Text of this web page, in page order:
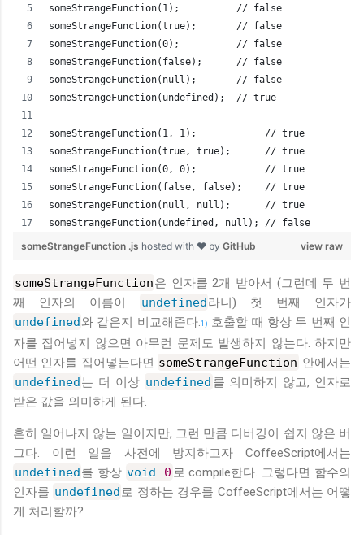
someStrangeFunction(1);          // false
someStrangeFunction(true);       // false
someStrangeFunction(0);          // false
someStrangeFunction(false);      // false
someStrangeFunction(null);       // false
someStrangeFunction(undefined);  // true
someStrangeFunction(1, 1);            // true
someStrangeFunction(true, true);      // true
someStrangeFunction(0, 0);            // true
someStrangeFunction(false, false);    // true
someStrangeFunction(null, null);      // true
someStrangeFunction(undefined, null); // false
view raw
someStrangeFunction .js hosted with ❤ by GitHub
someStrangeFunction은 인자를 2개 받아서 (그런데 두 번
째 인자의 이름이
undefined라니) 첫 번째 인자가
undefined와 같은지 비교해준다. 1)
호출할 때 항상 두 번째 인
자를 집어넣지 않으면 아무런 문제도 발생하지 않는다. 하지만
어떤 인자를 집어넣는다면 someStrangeFunction 안에서는
undefined는 더 이상 undefined 를 의미하지 않고, 인자로
받은 값을 의미하게 된다.
흔히 일어나지 않는 일이지만, 그런 만큼 디버깅이 쉽지 않은 버
그다. 이런 일을 사전에 방지하고자 CoffeeScript에서는
undefined를 항상 void 0 로 compile한다. 그렇다면 함수의
인자를 undefined 로 정하는 경우를 CoffeeScript에서는 어떻
게 처리할까?